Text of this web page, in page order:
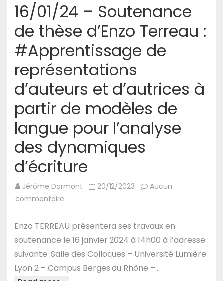
vers
un
#décloisonnement
disciplinaire
et
une
réflexive.
16/01/24 – Soutenance
de thèse d’Enzo Terreau :
#Apprentissage de
représentations
d’auteurs et d’autrices à
partir de modèles de
langue pour l’analyse
des dynamiques
d’écriture
Jérôme Darmont 20/12/2023
Aucun
commentaire
–
Soutenance
d’Enzo
Enzo TERREAU présentera ses travaux en
soutenance le 16 janvier 2024 à 14h00 à l’adresse
suivante :Salle des Colloques – Université Lumière
Lyon 2 – Campus Berges du Rhône –…